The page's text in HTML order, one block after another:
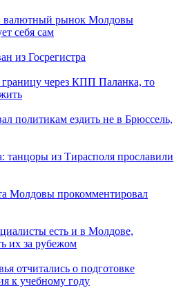
валютный рынок Молдовы
себя сам
из Госрегистра
границу через КПП Паланка, то
политикам ездить не в Брюссель,
танцоры из Тирасполя прославили
Молдовы прокомментировал
есть и в Молдове,
их за рубежом
отчитались о подготовке
к учебному году